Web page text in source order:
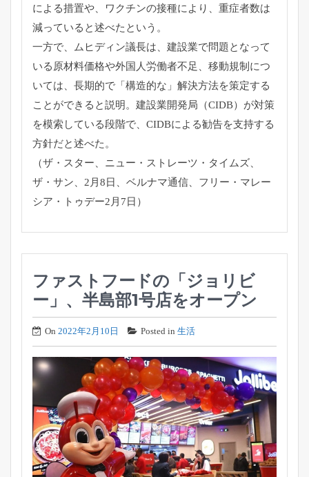
による措置や、ワクチンの接種により、 重症者数は
減っていると述べたという。
一方で、ムヒディン議長は、 建設業で問題となって
いる原材料価格や外国人労働者不足、 移動規制につ
いては、長期的で「構造的な」 解決方法を策定する
ことができると説明。建設業開発局（CIDB）が対策
を模索している段階で、 CIDBによる勧告を支持する
方針だと述べた。
（ザ・スター、ニュー・ストレーツ・タイムズ、
ザ・サン、 2月8日、ベルナマ通信、フリー・マレー
シア・
トゥデー2月7日）
ファストフードの「ジョリビ
ー」、半島部1号店をオープン
On 2022年2月10日 Posted in 生活